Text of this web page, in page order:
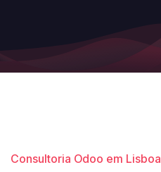
Consultoria Odoo em Lisboa